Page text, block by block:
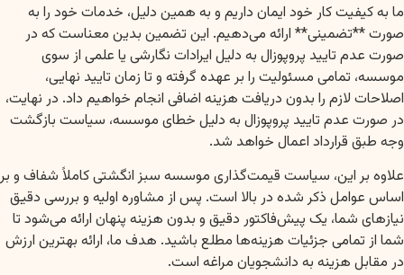
ما به کیفیت کار خود ایمان داریم و به همین دلیل، خدمات خود را به
صورت **تضمینی** ارائه می‌دهیم. این تضمین بدین معناست که در
صورت عدم تایید پروپوزال به دلیل ایرادات نگارشی یا علمی از سوی
موسسه، تمامی مسئولیت را بر عهده گرفته و تا زمان تایید نهایی،
اصلاحات لازم را بدون دریافت هزینه اضافی انجام خواهیم داد. در نهایت،
در صورت عدم تایید پروپوزال به دلیل خطای موسسه، سیاست بازگشت
وجه طبق قرارداد اعمال خواهد شد.
علاوه بر این، سیاست قیمت‌گذاری موسسه سبز انگشتی کاملاً شفاف و بر
اساس عوامل ذکر شده در بالا است. پس از مشاوره اولیه و بررسی دقیق
نیازهای شما، یک پیش‌فاکتور دقیق و بدون هزینه پنهان ارائه می‌شود تا
شما از تمامی جزئیات هزینه‌ها مطلع باشید. هدف ما، ارائه بهترین ارزش
در مقابل هزینه به دانشجویان مراغه است.